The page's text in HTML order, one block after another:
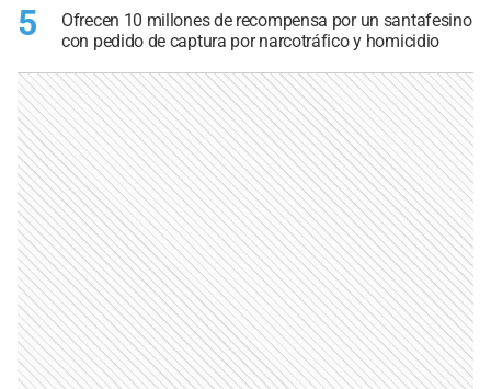
5
Ofrecen 10 millones de recompensa por un santafesino
con pedido de captura por narcotráfico y homicidio